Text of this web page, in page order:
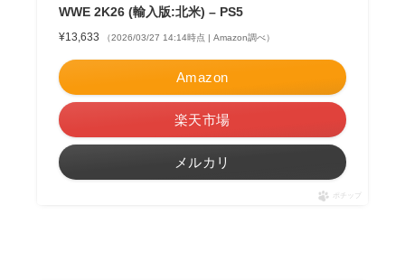
WWE 2K26 (輸入版:北米) – PS5
¥13,633 （2026/03/27 14:14時点 | Amazon調べ）
Amazon
楽天市場
メルカリ
ポチップ